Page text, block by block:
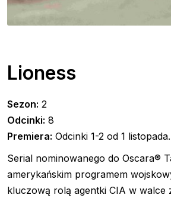
Lioness
Sezon: 2
Odcinki: 8
Premiera: Odcinki 1-2 od 1
Serial nominowanego do Oscara®
amerykańskim programem
kluczową rolą agentki CIA w walce